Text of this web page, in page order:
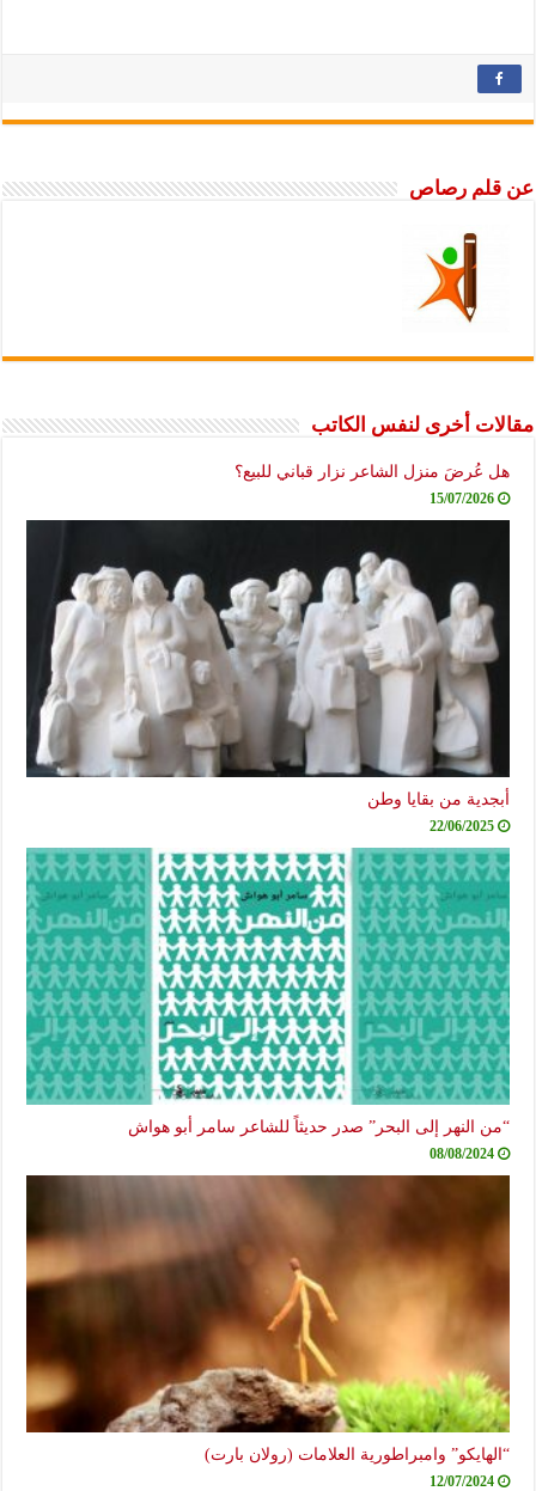
عن قلم رصاص
مقالات أخرى لنفس الكاتب
هل عُرضَ منزل الشاعر نزار قباني للبيع؟
15/07/2026
أبجدية من بقايا وطن
22/06/2025
“من النهر إلى البحر” صدر حديثاً للشاعر سامر أبو هواش
08/08/2024
“الهايكو” وامبراطورية العلامات (رولان بارت)
12/07/2024